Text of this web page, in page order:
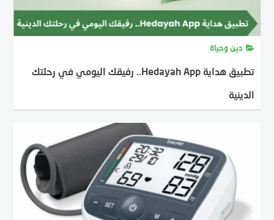
دين وحياة
تطبيق هداية Hedayah App.. رفيقك اليومي في رحلتك
الدينية